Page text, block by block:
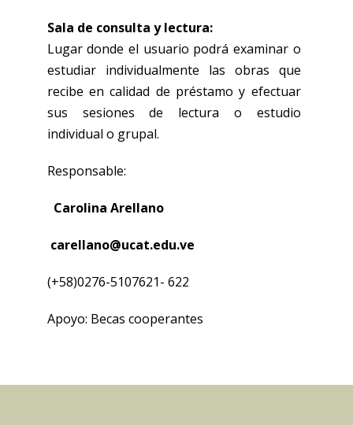
Sala de consulta y lectura:
Lugar donde el usuario podrá examinar o
estudiar individualmente las obras que
recibe en calidad de préstamo y efectuar
sus sesiones de lectura o estudio
individual o grupal.
Responsable:
Carolina Arellano
carellano@ucat.edu.ve
(+58)0276-5107621- 622
Apoyo: Becas cooperantes